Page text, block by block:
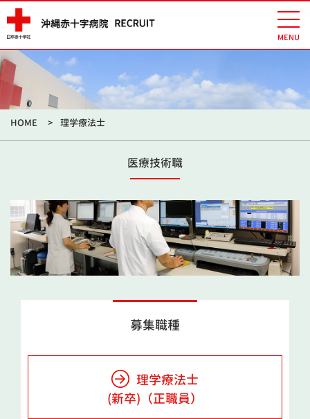
HOME 理学療法士
医療技術職
募集職種
理学療法士
(新卒)（正職員）